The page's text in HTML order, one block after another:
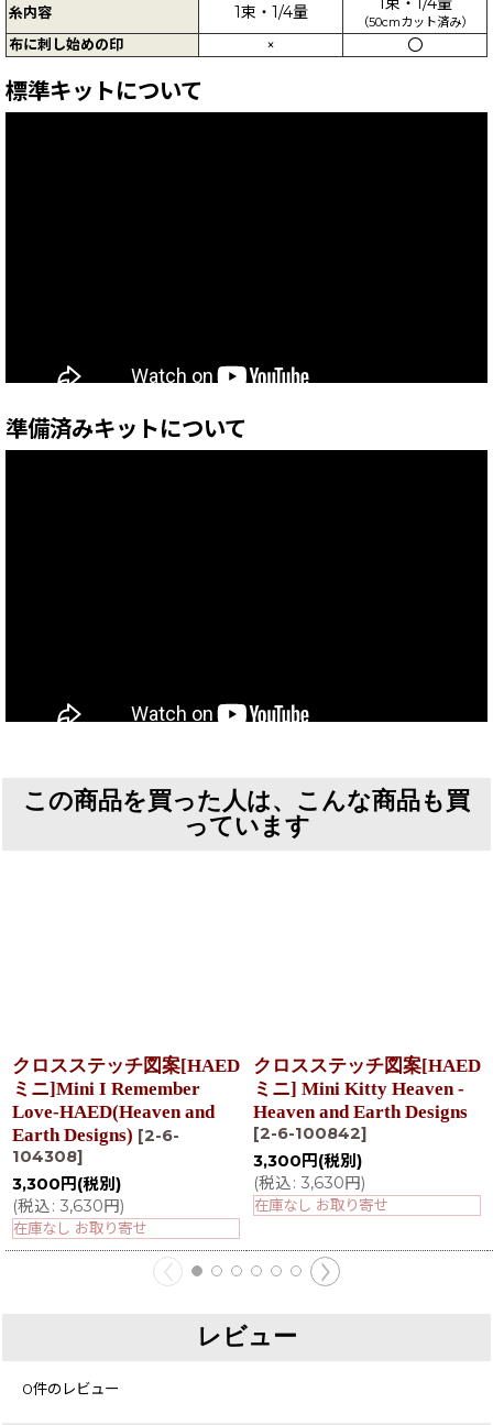
糸内容 1束・1/4量 （50cmカット済み）
布に刺し始めの印 × 〇
標準キットについて
準備済みキットについて
この商品を買った人は、こんな商品も買
っています
クロスステッチ図案[HAED
ミニ]Mini I Remember
Love-HAED(Heaven and
Earth Designs) [2-6-
104308]
3,300 円 (税別)
(税込: 3,630円)
在庫なし お取り寄せ
クロスステッチ図案[HAED
ミニ] Mini Kitty Heaven -
Heaven and Earth Designs
[2-6-100842]
3,300 円 (税別)
(税込: 3,630円)
在庫なし お取り寄せ
レビュー
0件のレビュー